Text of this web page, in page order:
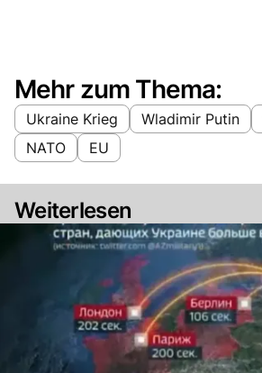
Mehr zum Thema:
Ukraine Krieg Wladimir Putin
NATO
EU
Weiterlesen